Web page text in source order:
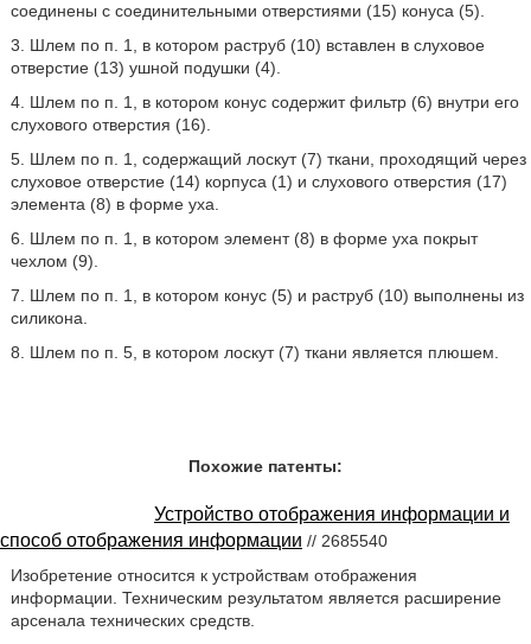
соединены с соединительными отверстиями (15) конуса (5).
3. Шлем по п. 1, в котором раструб (10) вставлен в слуховое
отверстие (13) ушной подушки (4).
4. Шлем по п. 1, в котором конус содержит фильтр (6) внутри его
слухового отверстия (16).
5. Шлем по п. 1, содержащий лоскут (7) ткани, проходящий через
слуховое отверстие (14) корпуса (1) и слухового отверстия (17)
элемента (8) в форме уха.
6. Шлем по п. 1, в котором элемент (8) в форме уха покрыт
чехлом (9).
7. Шлем по п. 1, в котором конус (5) и раструб (10) выполнены из
силикона.
8. Шлем по п. 5, в котором лоскут (7) ткани является плюшем.
Похожие патенты:
Устройство отображения информации и
способ отображения информации // 2685540
Изобретение относится к устройствам отображения
информации. Техническим результатом является расширение
арсенала технических средств.